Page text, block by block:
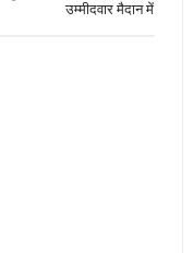
उम्मीदवार मैदान में